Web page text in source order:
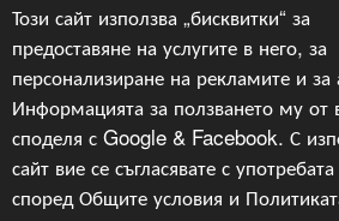
Този сайт използва „бисквитки“ за
предоставяне на услугите в него, за
персонализиране на рекламите и
Информацията за ползването му от
споделя с Google & Facebook. С
сайт вие се съгласявате с
споредОбщите условия и
Връзки
Контакти
Copyright © 2024, v.1.0,Радио
програмиране :Гейт.БГ